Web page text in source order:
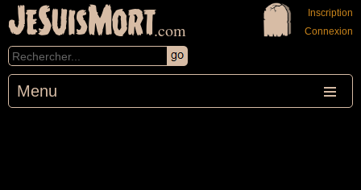
JeSuisMort.com
Menu
Inscription
Connexion